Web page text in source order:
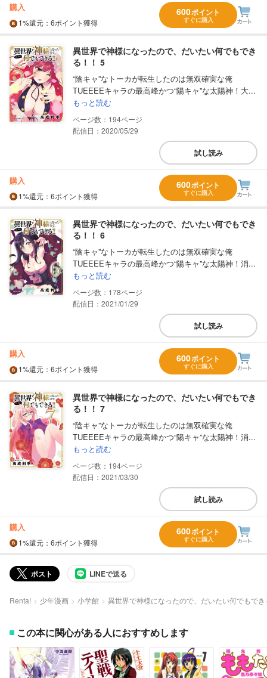
購入
1%還元 ：6ポイント獲得
600ポイント
すぐに購入
異世界で神様になったので、だいたい何でもでき
る！！ 5
“陰キャ”なトーカが転生したのは無双確実な俺
TUEEEEキャラの最高峰かつ“陽キャ”な太陽神！大...
もっと読む
194
配信日：2020/05/29
試し読み
購入
1%還元 ：6ポイント獲得
600ポイント
すぐに購入
異世界で神様になったので、だいたい何でもでき
る！！ 6
“陰キャ”なトーカが転生したのは無双確実な俺
TUEEEEキャラの最高峰かつ“陽キャ”な太陽神！消...
もっと読む
178
配信日：2021/01/29
試し読み
購入
1%還元 ：6ポイント獲得
600ポイント
すぐに購入
異世界で神様になったので、だいたい何でもでき
る！！ 7
“陰キャ”なトーカが転生したのは無双確実な俺
TUEEEEキャラの最高峰かつ“陽キャ”な太陽神！消...
もっと読む
194
配信日：2021/03/30
試し読み
購入
1%還元 ：6ポイント獲得
600ポイント
すぐに購入
ポスト LINEで送る
Renta! 少年漫画 小学館 異世界で神様になったので、だいたい何でもで
この本に関心がある人におすすめします